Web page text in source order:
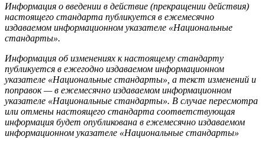
Информация о введении в действие (прекращении действия)
настоящего стандарта публикуется в ежемесячно
издаваемом информационном указателе «Национальные
стандарты».
Информация об изменениях к настоящему стандарту
публикуется в ежегодно издаваемом информационном
указателе «Национальные стандарты», а текст изменений и
поправок — в ежемесячно издаваемом информационном
указателе «Национальные стандарты». В случае пересмотра
или отмены настоящего стандарта соответствующая
информация будет опубликована в ежемесячно издаваемом
информационном указателе «Национальные стандарты»